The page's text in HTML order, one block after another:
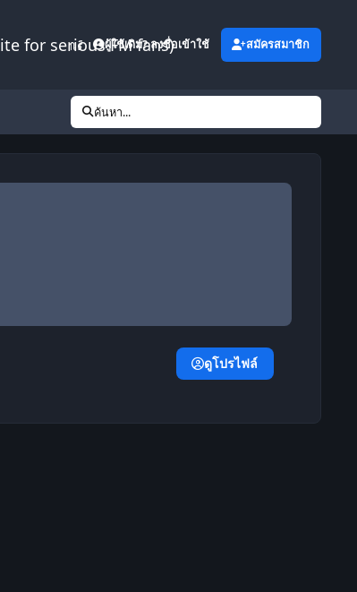
for serious FM fans)
เพิ่มเติม ผู้ใช้เดิม? ลงชื่อเข้าใช้ สมัครสมาชิก
ค้นหา...
ดูโปรไฟล์